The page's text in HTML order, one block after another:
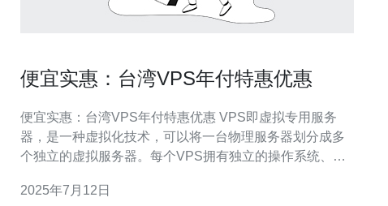
便宜实惠：台湾VPS年付特惠优惠
便宜实惠：台湾VPS年付特惠优惠 VPS即虚拟专用服务
器，是一种虚拟化技术，可以将一台物理服务器划分成多
个独立的虚拟服务器。每个VPS拥有独立的操作系统、独
湾VPS在亚洲地区拥有良好的网络优势，对于需要面向亚
2025年7月12日